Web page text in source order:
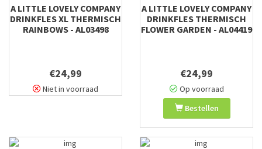
A LITTLE LOVELY COMPANY
DRINKFLES XL THERMISCH
RAINBOWS - AL03498
€24,99
Niet in voorraad
A LITTLE LOVELY COMPANY
DRINKFLES THERMISCH
FLOWER GARDEN - AL04419
€24,99
Op voorraad
Bestellen